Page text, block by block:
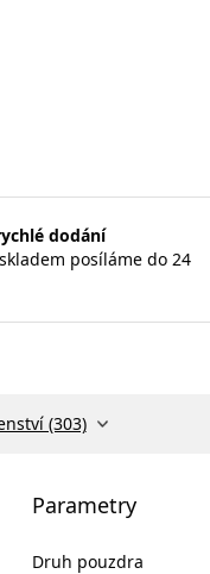
dodání
posíláme do 24
(303)
Parametry
Druh pouzdra